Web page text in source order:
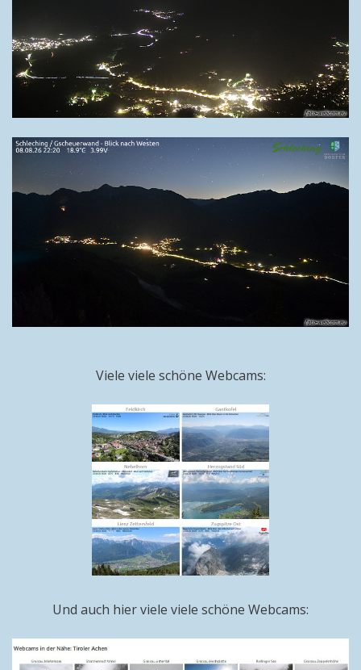
Viele viele schöne Webcams:
Und auch hier viele viele schöne Webcams: